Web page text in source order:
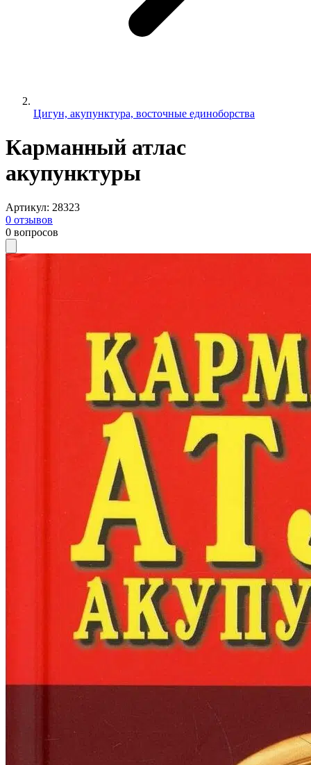
Цигун, акупунктура, восточные единоборства
Карманный атлас
акупунктуры
Артикул: 28323
0 отзывов
0 вопросов